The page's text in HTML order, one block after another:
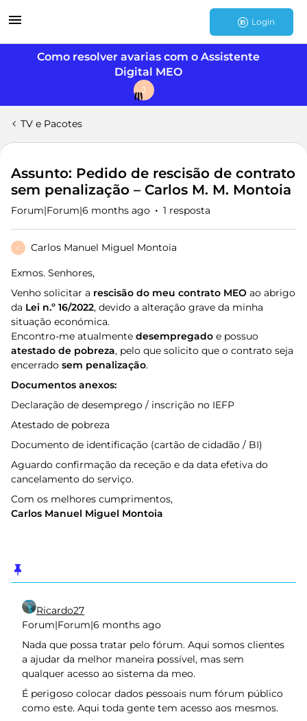
Login
Como resolver avarias com o Assistente
Digital MEO
J
TV e Pacotes
Assunto: Pedido de rescisão de contrato
sem penalização – Carlos M. M. Montoia
Forum|Forum|6 months ago 1 resposta
C Carlos Manuel Miguel Montoia
Exmos. Senhores,
Venho solicitar a rescisão do meu contrato MEO ao abrigo
da Lei n.º 16/2022, devido a alteração grave da minha
situação económica.
Encontro-me atualmente desempregado e possuo
atestado de pobreza, pelo que solicito que o contrato seja
encerrado sem penalização.
Documentos anexos:
Declaração de desemprego / inscrição no IEFP
Atestado de pobreza
Documento de identificação (cartão de cidadão / BI)
Aguardo confirmação da receção e da data efetiva do
cancelamento do serviço.
Com os melhores cumprimentos,
Carlos Manuel Miguel Montoia
Ricardo27
Forum|Forum|6 months ago
Nada que possa tratar pelo fórum. Aqui somos clientes
a ajudar da melhor maneira possível, mas sem
qualquer acesso ao sistema da meo.
É perigoso colocar dados pessoais num fórum público
como este. Aqui toda gente tem acesso aos mesmos.